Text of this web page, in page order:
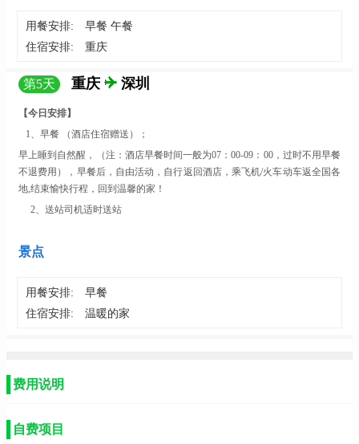
用餐安排:
早餐 午餐
住宿安排:
重庆
第5天 重庆 深圳
【今日安排】
1、早餐 （酒店住宿赠送 ）；
早上睡到自然醒，（注：酒店早餐时间一般为07：00-09：00，过时不用早餐
不退费用），早餐后，自由活动，自行返回酒店，乘飞机/火车动车返全国各
地,结束愉快行程，回到温馨的家！
2、送站司机适时送站
景点
用餐安排:
早餐
住宿安排:
温暖的家
费用说明
自费项目